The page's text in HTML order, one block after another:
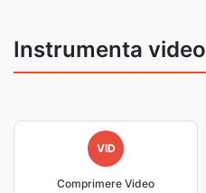
Instrumenta video
VID
Comprimere Video